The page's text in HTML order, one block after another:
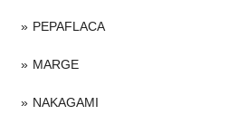
PEPAFLACA
MARGE
NAKAGAMI